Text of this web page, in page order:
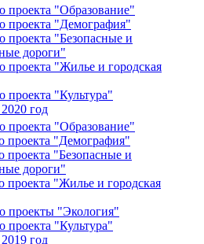
проекта "Образование"
проекта "Демография"
проекта "Безопасные и
дороги"
проекта "Жилье и городская
проекта "Культура"
год
проекта "Образование"
проекта "Демография"
проекта "Безопасные и
дороги"
проекта "Жилье и городская
проекты "Экология"
проекта "Культура"
год